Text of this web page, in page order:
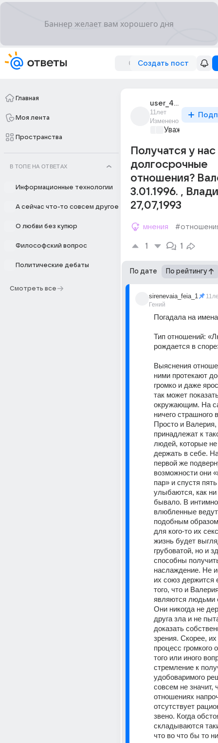
Создать пост
Главная
Моя лента
Пространства
В ТОПЕ НА ОТВЕТАХ
Информационные технологии
А сейчас что-то совсем другое
О любви без купюр
Философский вопрос
Политические дебаты
Смотреть все
user_44366680
11лет
Изменено
Уважаемый
Получатся у нас
долгосрочные
отношения?
3.01.1996. ,
27,07,1993
мнения
1 1
По дате По рейтингу
sirenevaia_feia_1
Гений
Погадала на
Тип отношений:
рождается в
Выяснения
ними протекают
громко и даже
так может
окружающим. На
ничего страшного
Просто и
принадлежат к
людей, которые
держать в себе.
первой же
возможности они
пар» и спустя
улыбаются, как
бывало. В
влюбленные
подобным
для кого-то их
жизнь будет
грубоватой, но и
способны
наслаждение. Не
их союз держится
того, что и
являются людьми
Они никогда не
друга зла и не
доказать
зрения. Скорее,
процесс громкого
того или иного
стремление к
удобоваримого
совсем не значит,
отношениях
отсутствует
звено. Когда
складываются
что во что бы то